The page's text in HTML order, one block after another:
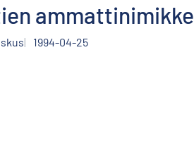
1994-04-25